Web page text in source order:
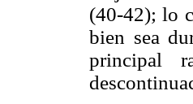
(40-42); lo
bien sea
principal